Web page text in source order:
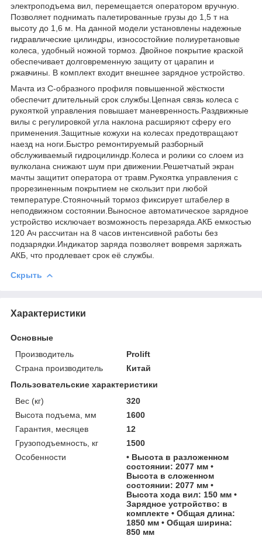
электроподъема вил, перемещается оператором вручную.
Позволяет поднимать палетированные грузы до 1,5 т на
высоту до 1,6 м. На данной модели установлены надежные
гидравлические цилиндры, износостойкие полиуретановые
колеса, удобный ножной тормоз. Двойное покрытие краской
обеспечивает долговременную защиту от царапин и
ржавчины. В комплект входит внешнее зарядное устройство.
Мачта из С-образного профиля повышенной жёсткости
обеспечит длительный срок службы.Цепная связь колеса с
рукояткой управления повышает маневренность.Раздвижные
вилы с регулировкой угла наклона расширяют сферу его
применения.Защитные кожухи на колесах предотвращают
наезд на ноги.Быстро ремонтируемый разборный
обслуживаемый гидроцилиндр.Колеса и ролики со слоем из
вулколана снижают шум при движении.Решетчатый экран
мачты защитит оператора от травм.Рукоятка управления с
прорезиненным покрытием не скользит при любой
температуре.Стояночный тормоз фиксирует штабелер в
неподвижном состоянии.Выносное автоматическое зарядное
устройство исключает возможность перезаряда.АКБ емкостью
120 Ач рассчитан на 8 часов интенсивной работы без
подзарядки.Индикатор заряда позволяет вовремя заряжать
АКБ, что продлевает срок её службы.
Скрыть
Характеристики
Основные
Производитель
Prolift
Страна производитель
Китай
Пользовательские характеристики
Вес (кг)
320
Высота подъема, мм
1600
Гарантия, месяцев
12
Грузоподъемность, кг
1500
Особенности
• Высота в разложенном
состоянии: 2077 мм •
Высота в сложенном
состоянии: 2077 мм •
Высота хода вил: 150 мм •
Зарядное устройство: в
комплекте • Общая длина:
1850 мм • Общая ширина:
850 мм